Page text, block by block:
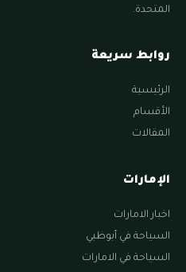
المتحدة.
روابط سريعة
الرئيسية
الأقسام
المقالات
الإمارات
اخبار الامارات
السياحة في أبوظبي
السياحة في الامارات